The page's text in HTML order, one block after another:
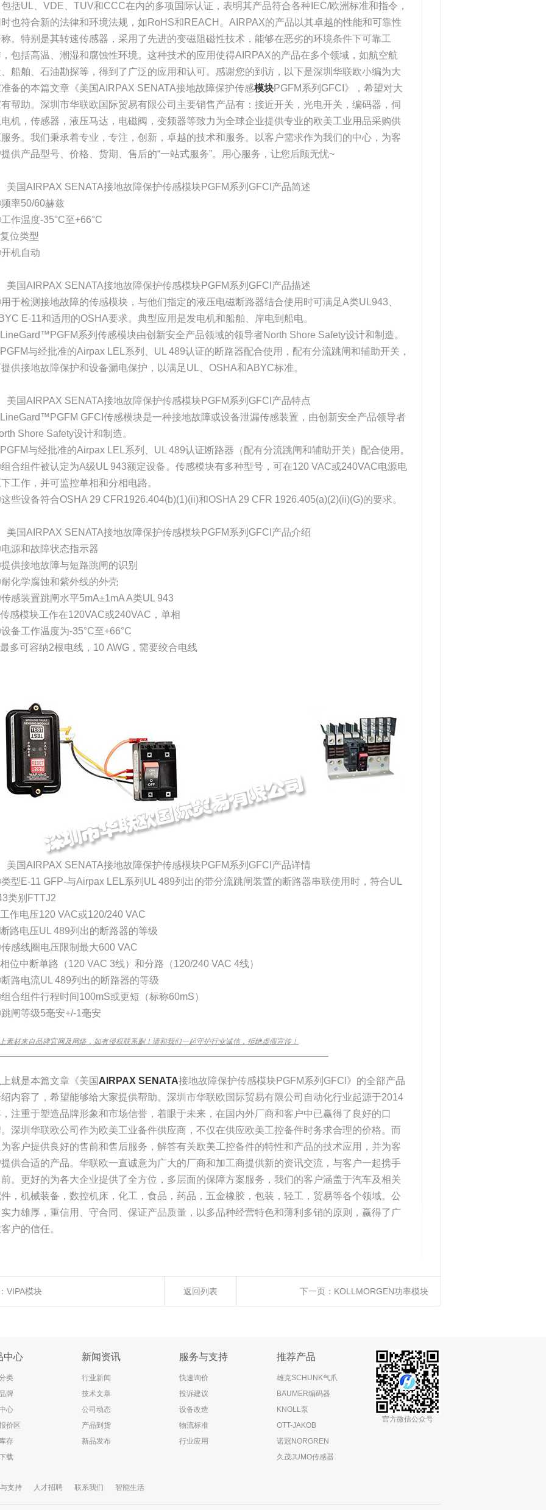
括UL、VDE、TUV和CCC在内的多项国际认证，表明其产品符合各种IEC/欧洲标准和指令，
也符合新的法律和环境法规，如RoHS和REACH。AIRPAX的产品以其卓越的性能和可靠性
。特别是其转速传感器，采用了先进的变磁阻磁性技术，能够在恶劣的环境条件下可靠工
包括高温、潮湿和腐蚀性环境。这种技术的应用使得AIRPAX的产品在多个领域，如航空航
船舶、石油勘探等，得到了广泛的应用和认可。感谢您的到访，以下是深圳华联欧小编为大
备的本篇文章《美国AIRPAX SENATA接地故障保护传感模块PGFM系列GFCI》，希望对大
帮助。深圳市华联欧国际贸易有限公司主要销售产品有：接近开关，光电开关，编码器，伺
机，传感器，液压马达，电磁阀，变频器等致力为全球企业提供专业的欧美工业用品采购供
务。我们秉承着专业，专注，创新，卓越的技术和服务。以客户需求作为我们的中心，为客
供产品型号、价格、货期、售后的“一站式服务”。用心服务，让您后顾无忧~
美国AIRPAX SENATA接地故障保护传感模块PGFM系列GFCI产品简述
率50/60赫兹
作温度-35°C至+66°C
位类型
机自动
美国AIRPAX SENATA接地故障保护传感模块PGFM系列GFCI产品描述
于检测接地故障的传感模块，与他们指定的液压电磁断路器结合使用时可满足A类UL943、
E-11和适用的OSHA要求。典型应用是发电机和船舶、岸电到船电。
系列传感模块由创新安全产品领域的领导者North Shore Safety设计和制造。
与经批准的Airpax LEL系列、UL 489认证的断路器配合使用，配有分流跳闸和辅助开关，
供接地故障保护和设备漏电保护，以满足UL、OSHA和ABYC标准。
美国AIRPAX SENATA接地故障保护传感模块PGFM系列GFCI产品特点
GFCI传感模块是一种接地故障或设备泄漏传感装置，由创新安全产品领导者
Shore Safety设计和制造。
与经批准的Airpax LEL系列、UL 489认证断路器（配有分流跳闸和辅助开关）配合使用。
合组件被认定为A级UL 943额定设备。传感模块有多种型号，可在120 VAC或240VAC电源电
工作，并可监控单相和分相电路。
些设备符合OSHA 29 CFR1926.404(b)(1)(ii)和OSHA 29 CFR 1926.405(a)(2)(ii)(G)的要求。
美国AIRPAX SENATA接地故障保护传感模块PGFM系列GFCI产品介绍
源和故障状态指示器
供接地故障与短路跳闸的识别
化学腐蚀和紫外线的外壳
感装置跳闸水平5mA±1mA A类UL 943
感模块工作在120VAC或240VAC，单相
备工作温度为-35°C至+66°C
多可容纳2根电线，10 AWG，需要绞合电线
美国AIRPAX SENATA接地故障保护传感模块PGFM系列GFCI产品详情
型E-11 GFP-与Airpax LEL系列UL 489列出的带分流跳闸装置的断路器串联使用时，符合UL
类别FTTJ2
作电压120 VAC或120/240 VAC
路电压UL 489列出的断路器的等级
感线圈电压限制最大600 VAC
位中断单路（120 VAC 3线）和分路（120/240 VAC 4线）
路电流UL 489列出的断路器的等级
合组件行程时间100mS或更短（标称60mS）
闸等级5毫安+/-1毫安
素材来自品牌官网及网络，如有侵权联系删！请和我们一起守护行业诚信，拒绝虚假宣传！
就是本篇文章《美国 AIRPAX SENATA接地故障保护传感模块PGFM系列GFCI》的全部产品
内容了，希望能够给大家提供帮助。深圳市华联欧国际贸易有限公司自动化行业起源于2014
注重于塑造品牌形象和市场信誉，着眼于未来，在国内外厂商和客户中已赢得了良好的口
深圳华联欧公司作为欧美工业备件供应商，不仅在供应欧美工控备件时务求合理的价格。而
客户提供良好的售前和售后服务，解答有关欧美工控备件的特性和产品的技术应用，并为客
供合适的产品。华联欧一直诚意为广大的厂商和加工商提供新的资讯交流，与客户一起携手
。更好的为各大企业提供了全方位，多层面的保障方案服务，我们的客户涵盖于汽车及相关
，机械装备，数控机床，化工，食品，药品，五金橡胶，包装，轻工，贸易等各个领域。公
力雄厚，重信用、守合同、保证产品质量，以多品种经营特色和薄利多销的原则，赢得了广
户的信任。
VIPA模块 返回列表 下一页： KOLLMORGEN功率模块
中心
类
牌
心
价区
存
载
新闻资讯
行业新闻
技术文章
公司动态
产品到货
新品发布
服务与支持
快速询价
投诉建议
设备改造
物流标准
行业应用
推荐产品
雄克SCHUNK气爪
BAUMER编码器
KNOLL泵
OTT-JAKOB
诺冠NORGREN
久茂JUMO传感器
官方微信公众号
支持 人才招聘 联系我们 智能生活